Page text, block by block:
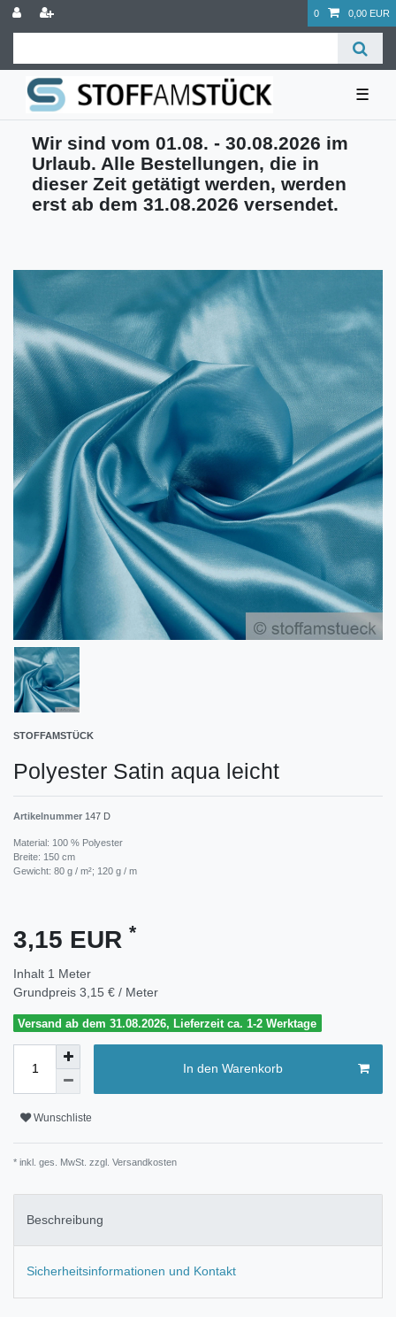
0 0,00 EUR
☰
Wir sind vom 01.08. - 30.08.2026 im
Urlaub. Alle Bestellungen, die in
dieser Zeit getätigt werden, werden
erst ab dem 31.08.2026 versendet.
STOFFAMSTÜCK
Polyester Satin aqua leicht
Artikelnummer 147 D
Material: 100 % Polyester
Breite: 150 cm
Gewicht: 80 g / m²; 120 g / m
3,15 EUR *
Inhalt 1 Meter
Grundpreis 3,15 € / Meter
Versand ab dem 31.08.2026, Lieferzeit ca. 1-2 Werktage
In den Warenkorb
Wunschliste
* inkl. ges. MwSt. zzgl. Versandkosten
Beschreibung
Sicherheitsinformationen und Kontakt